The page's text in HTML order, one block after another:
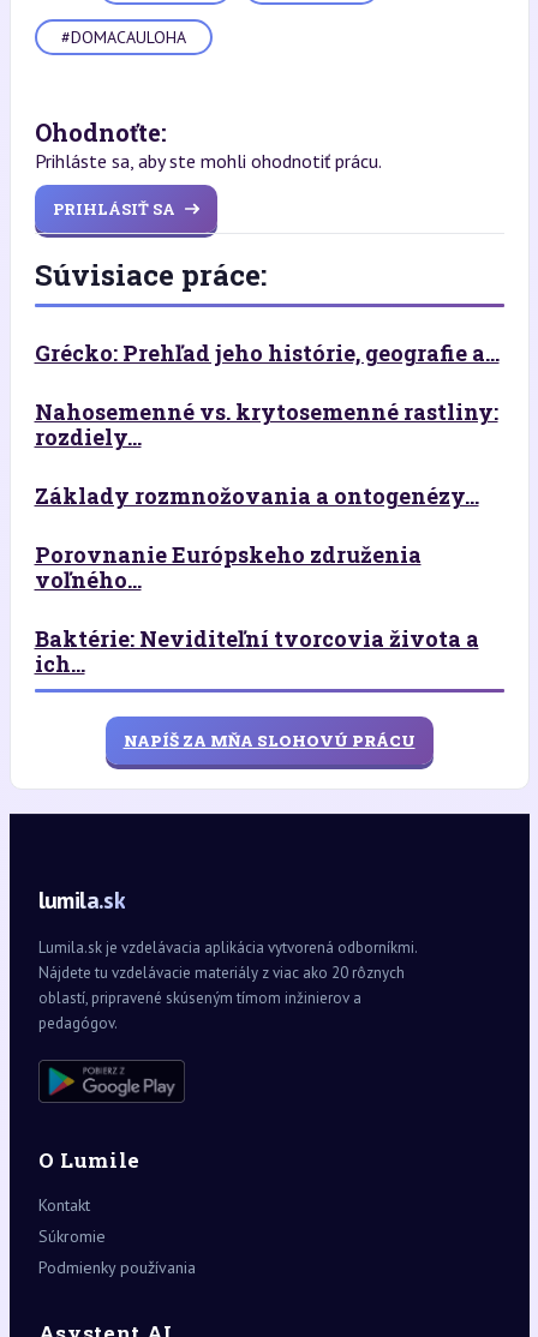
#DOMACAULOHA
Ohodnoťte:
Prihláste sa, aby ste mohli ohodnotiť prácu.
PRIHLÁSIŤ SA
Súvisiace práce:
Grécko: Prehľad jeho histórie, geografie a...
Nahosemenné vs. krytosemenné rastliny:
rozdiely...
Základy rozmnožovania a ontogenézy...
Porovnanie Európskeho združenia
voľného...
Baktérie: Neviditeľní tvorcovia života a
ich...
NAPÍŠ ZA MŇA SLOHOVÚ PRÁCU
lumila.sk
Lumila.sk je vzdelávacia aplikácia vytvorená odborníkmi.
Nájdete tu vzdelávacie materiály z viac ako 20 rôznych
oblastí, pripravené skúseným tímom inžinierov a
pedagógov.
O Lumile
Kontakt
Súkromie
Podmienky používania